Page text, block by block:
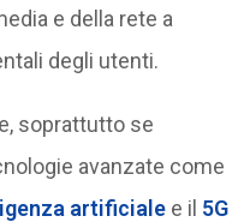
e della rete a
degli utenti.
soprattutto se
avanzate come
artificialee il 5G